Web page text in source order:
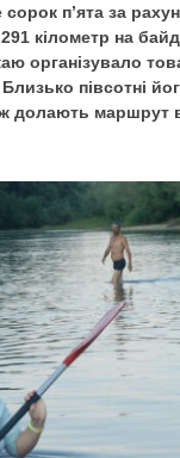
п’ята за
кілометр на
організувало
півсотні
долають маршрут